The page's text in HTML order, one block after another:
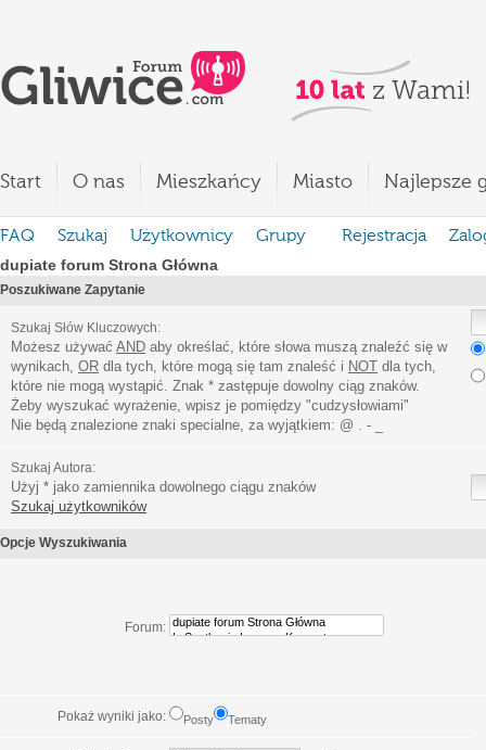
Start O nas Mieszkańcy Miasto Najlepsze
FAQ Szukaj Użytkownicy Grupy Rejestracja
dupiate forum Strona Główna
Poszukiwane Zapytanie
Szukaj Słów Kluczowych:
Możesz używać AND aby określać, które słowa muszą znaleźć się w
wynikach, OR dla tych, które mogą się tam znaleść i NOT dla tych,
które nie mogą wystąpić. Znak * zastępuje dowolny ciąg znaków.
Żeby wyszukać wyrażenie, wpisz je pomiędzy "cudzysłowiami"
Nie będą znalezione znaki specialne, za wyjątkiem: @ . - _
Szukaj Autora:
Użyj * jako zamiennika dowolnego ciągu znaków
Szukaj użytkowników
Opcje Wyszukiwania
Forum:
Pokaż wyniki jako: Posty Tematy